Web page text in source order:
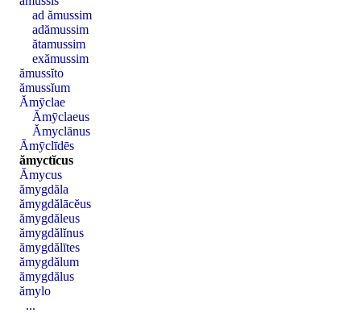
ad ămussim
adămussim
ătamussim
exămussim
ămussĭto
ămussĭum
Ămȳclae
Ămȳclaeus
Ămyclānus
Ămȳclīdēs
ămyctĭcus
Ămycus
ămygdăla
ămygdălācĕus
ămygdăleus
ămygdălĭnus
ămygdălītes
ămygdălum
ămygdălus
ămylo
...